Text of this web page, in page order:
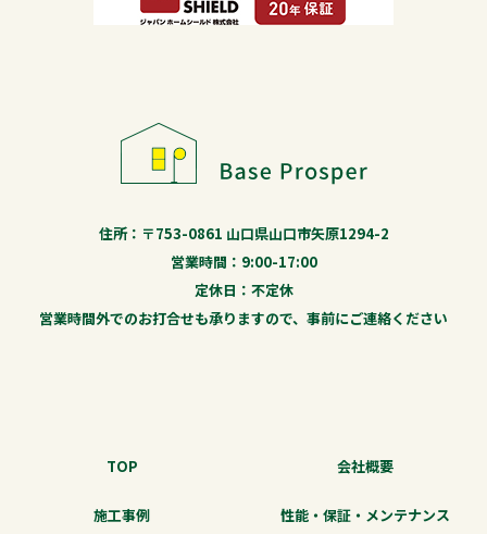
住所：〒753-0861 山口県山口市矢原1294-2
営業時間：9:00-17:00
定休日：不定休
営業時間外でのお打合せも承りますので、事前にご連絡ください
TOP 会社概要
施工事例 性能・保証・メンテナンス